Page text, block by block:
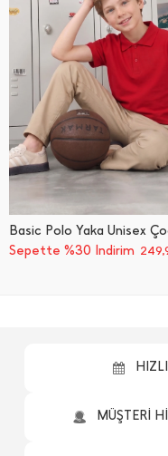
Sepette %30 İndirim
MÜŞTERİ